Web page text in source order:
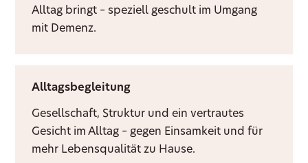
Alltag bringt – speziell geschult im Umgang
mit Demenz.
Alltagsbegleitung
Gesellschaft, Struktur und ein vertrautes
Gesicht im Alltag – gegen Einsamkeit und für
mehr Lebensqualität zu Hause.